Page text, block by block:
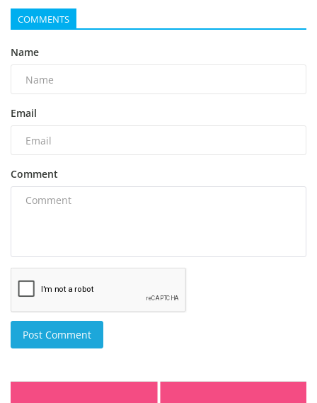
COMMENTS
Name
Email
Comment
Post Comment